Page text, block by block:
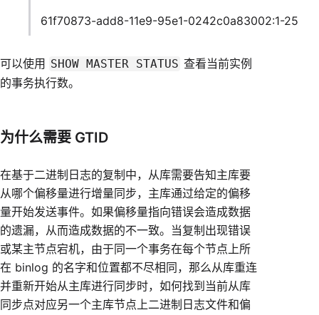
61f70873-add8-11e9-95e1-0242c0a83002:1-25
可以使用 SHOW MASTER STATUS 查看当前实例
的事务执行数。
为什么需要 GTID
在基于二进制日志的复制中，从库需要告知主库要
从哪个偏移量进行增量同步，主库通过给定的偏移
量开始发送事件。如果偏移量指向错误会造成数据
的遗漏，从而造成数据的不一致。当复制出现错误
或某主节点宕机，由于同一个事务在每个节点上所
在 binlog 的名字和位置都不尽相同，那么从库重连
并重新开始从主库进行同步时，如何找到当前从库
同步点对应另一个主库节点上二进制日志文件和偏